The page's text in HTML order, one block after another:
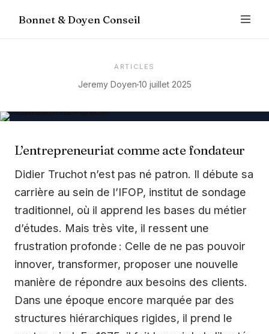
Bonnet & Doyen Conseil
ARTICLES
Jeremy Doyen 10 juillet 2025
L’entrepreneuriat comme acte fondateur
Didier Truchot n’est pas né patron. Il débute sa
carrière au sein de l’IFOP, institut de sondage
traditionnel, où il apprend les bases du métier
d’études. Mais très vite, il ressent une
frustration profonde : Celle de ne pas pouvoir
innover, transformer, proposer une nouvelle
manière de répondre aux besoins des clients.
Dans une époque encore marquée par des
structures hiérarchiques rigides, il prend le